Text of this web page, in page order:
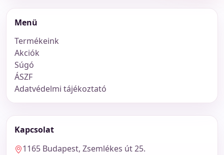
Menü
Termékeink
Akciók
Súgó
ÁSZF
Adatvédelmi tájékoztató
Kapcsolat
1165 Budapest, Zsemlékes út 25.